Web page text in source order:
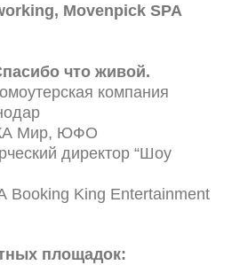
Movenpick SPA
что живой.
компания
Мир, ЮФО
директор “Шоу
Booking King Entertainment
площадок: